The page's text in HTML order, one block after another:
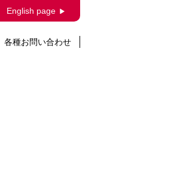
English page
各種お問い合わせ